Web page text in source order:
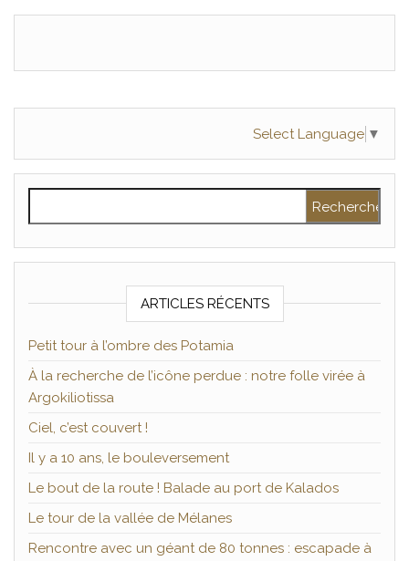
Select Language ▼
ARTICLES RÉCENTS
Petit tour à l’ombre des Potamia
À la recherche de l’icône perdue : notre folle virée à
Argokiliotissa
Ciel, c’est couvert !
Il y a 10 ans, le bouleversement
Le bout de la route ! Balade au port de Kalados
Le tour de la vallée de Mélanes
Rencontre avec un géant de 80 tonnes : escapade à